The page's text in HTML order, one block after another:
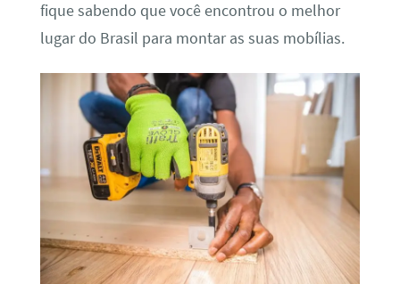
fique sabendo que você encontrou o melhor
lugar do Brasil para montar as suas mobílias.